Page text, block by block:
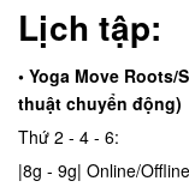
Lịch tập:
• Yoga Move
thuật chuyển động)
Thứ 2 - 4 - 6:
|8g - 9g| Online/Offline